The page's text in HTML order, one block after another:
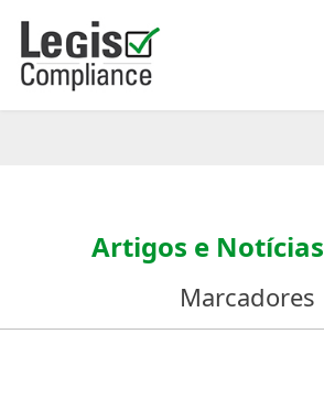
Artigos e Notícias
Marcadores